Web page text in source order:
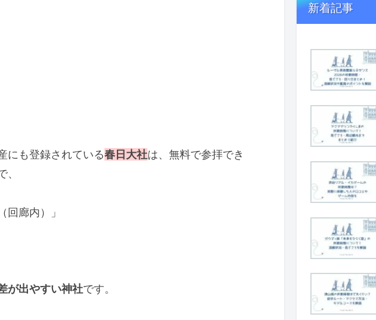
にも登録されている春日大社は、無料で参拝でき
回廊内）」
が出やすい神社です。
新着記事